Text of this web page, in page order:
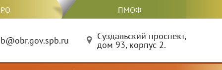
ПМОФ
Суздальский проспект,
дом 93, корпус 2.